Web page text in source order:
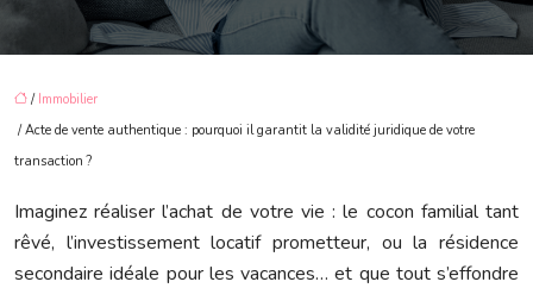
/ Immobilier
/ Acte de vente authentique : pourquoi il garantit la validité juridique de votre
transaction ?
Imaginez réaliser l’achat de votre vie : le cocon familial tant
rêvé, l’investissement locatif prometteur, ou la résidence
secondaire idéale pour les vacances… et que tout s’effondre